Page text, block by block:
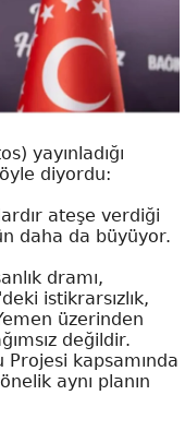
yayınladığı
diyordu:
ateşe verdiği
daha da büyüyor.
dramı,
istikrarsızlık,
üzerinden
değildir.
Projesi kapsamında
aynı planın